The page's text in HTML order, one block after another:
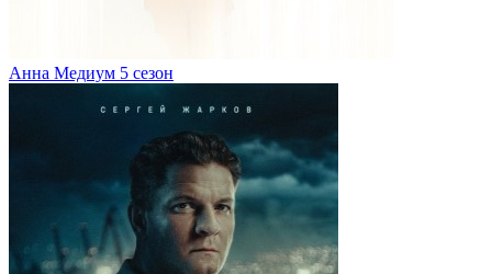
Анна Медиум 5 сезон